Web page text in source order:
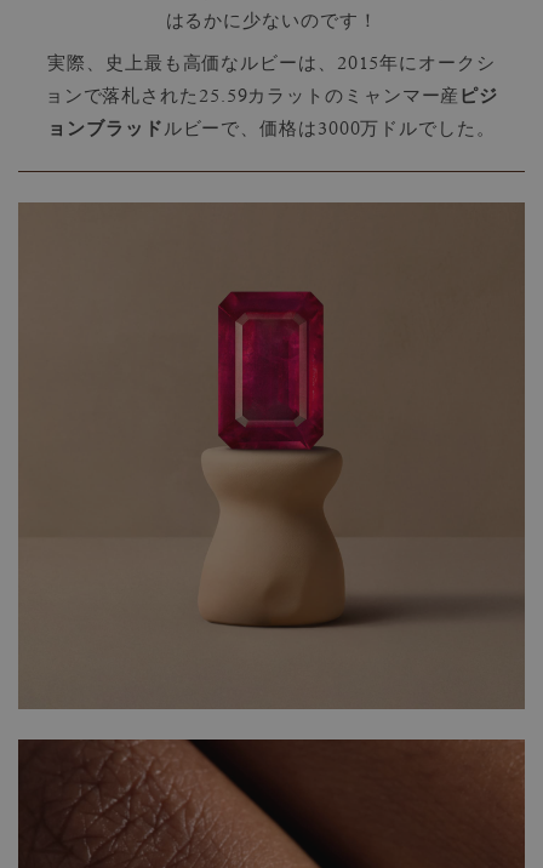
はるかに少ないのです！
実際、史上最も高価なルビーは、2015年にオークシ
ョンで落札された25.59カラットのミャンマー産 ピジ
ョンブラッド ルビーで、価格は3000万ドルでした。